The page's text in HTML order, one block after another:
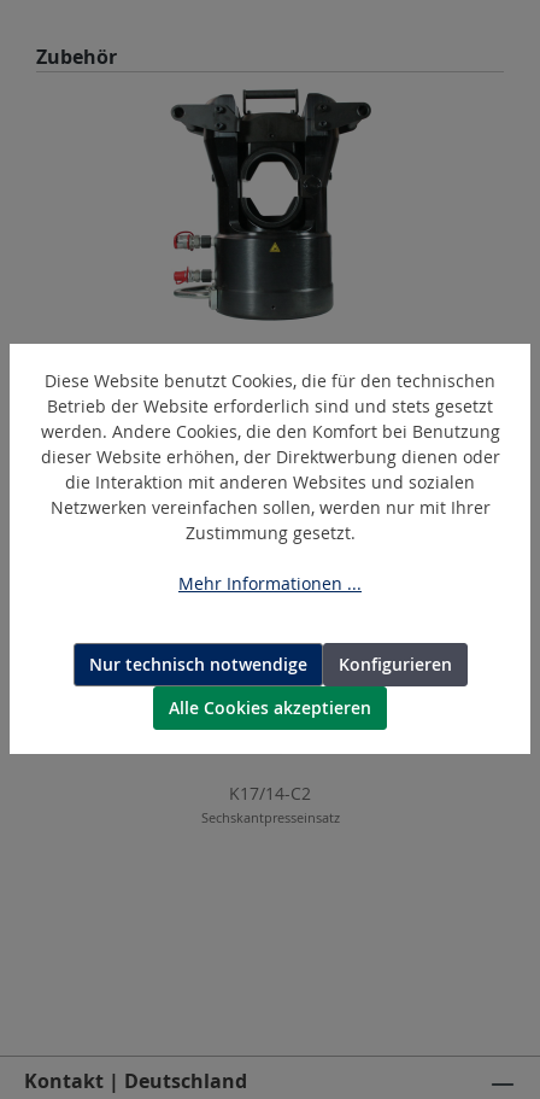
Produktgalerie überspringen
Zubehör
Hydraulischer Presskopf
Produktgalerie überspringen
Ähnliche Artikel
K17/14-C2
Sechskantpresseinsatz
Kontakt | Deutschland
Diese Website benutzt Cookies, die für den technischen
Betrieb der Website erforderlich sind und stets gesetzt
werden. Andere Cookies, die den Komfort bei Benutzung
dieser Website erhöhen, der Direktwerbung dienen oder
die Interaktion mit anderen Websites und sozialen
Netzwerken vereinfachen sollen, werden nur mit Ihrer
Zustimmung gesetzt.
Mehr Informationen ...
Nur technisch notwendige
Konfigurieren
Alle Cookies akzeptieren